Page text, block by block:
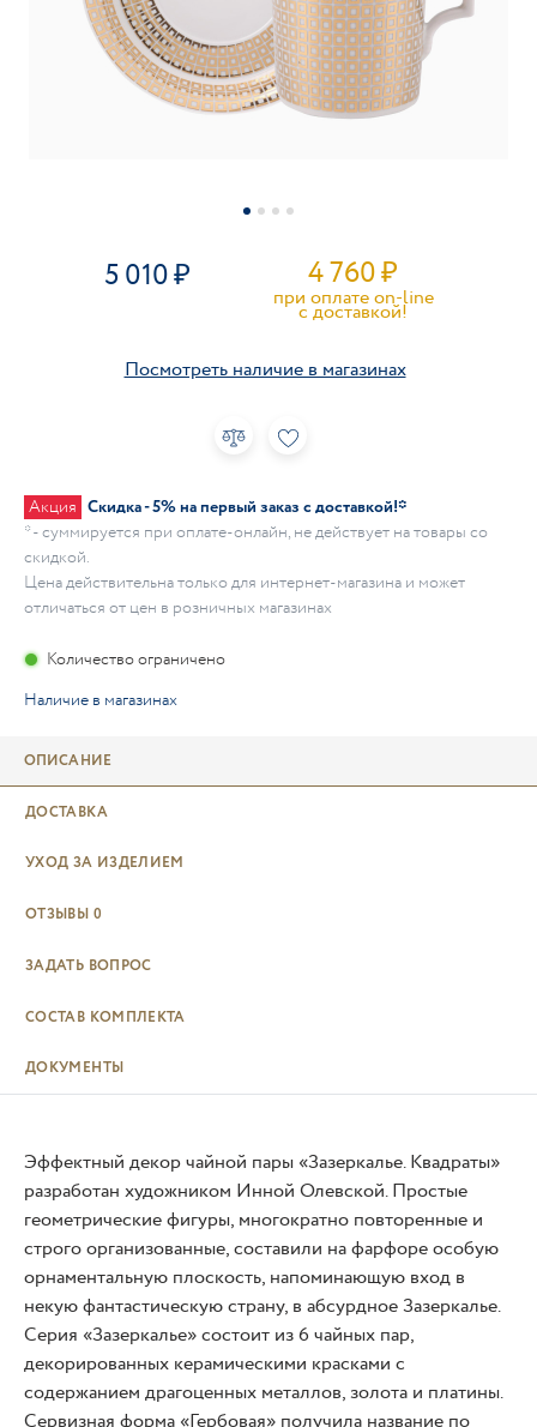
5 010 4 760₽
при оплате on-line
c доставкой!
Посмотреть наличие в магазинах
Акция Скидка - 5% на первый заказ с доставкой!*
* - суммируется при оплате-онлайн, не действует на товары со
скидкой.
Цена действительна только для интернет-магазина и может
отличаться от цен в розничных магазинах
Количество ограничено
Наличие в магазинах
ОПИСАНИЕ
ДОСТАВКА
УХОД ЗА ИЗДЕЛИЕМ
ОТЗЫВЫ 0
ЗАДАТЬ ВОПРОС
СОСТАВ КОМПЛЕКТА
ДОКУМЕНТЫ
Эффектный декор чайной пары «Зазеркалье. Квадраты»
разработан художником Инной Олевской. Простые
геометрические фигуры, многократно повторенные и
строго организованные, составили на фарфоре особую
орнаментальную плоскость, напоминающую вход в
некую фантастическую страну, в абсурдное Зазеркалье.
Серия «Зазеркалье» состоит из 6 чайных пар,
декорированных керамическими красками с
содержанием драгоценных металлов, золота и платины.